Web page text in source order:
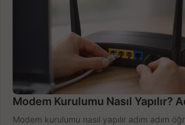
Modem Kurulumu Nasıl Yapılır?
Modem kurulumu nasıl yapılır adım adım